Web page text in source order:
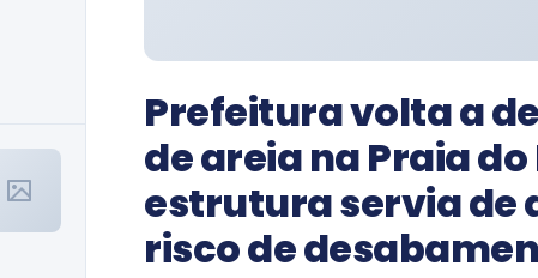
Prefeitura volta a
de areia na Praia do
estrutura servia de
risco de